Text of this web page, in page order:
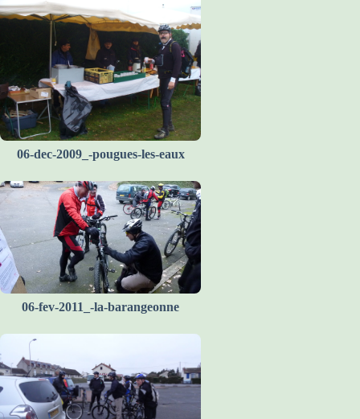
06-dec-2009_-pougues-les-eaux
06-fev-2011_-la-barangeonne